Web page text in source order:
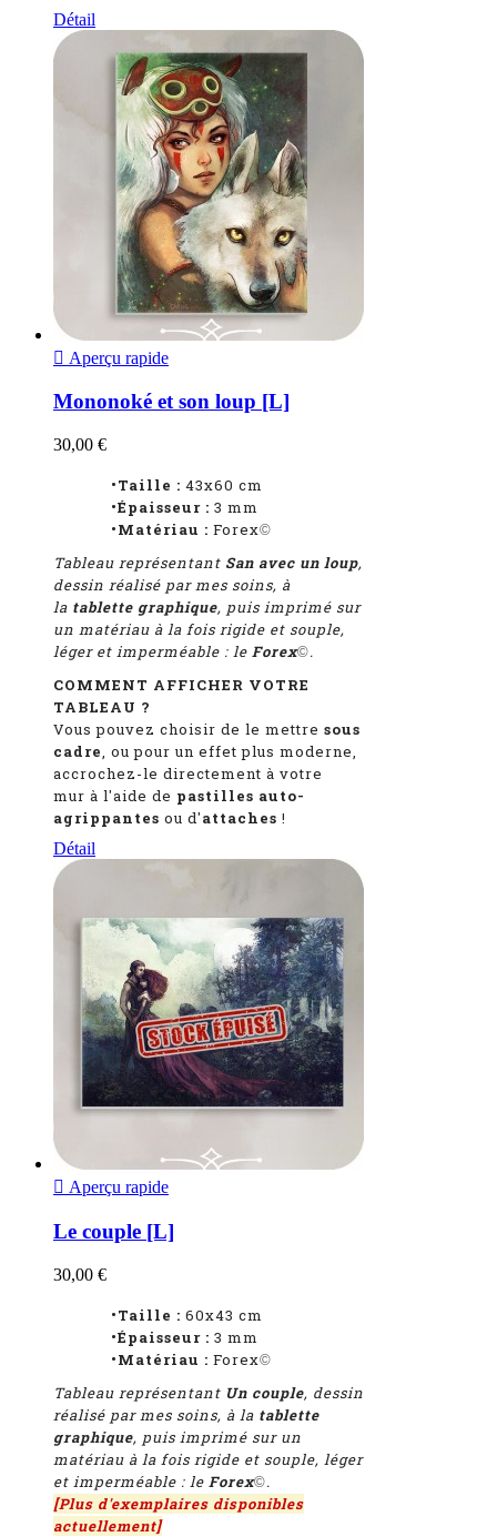
Détail
 Aperçu rapide
Mononoké et son loup [L]
30,00 €
•Taille : 43x60 cm
•Épaisseur : 3 mm
•Matériau : Forex©
Tableau représentant San avec un loup,
dessin réalisé par mes soins, à
la tablette graphique, puis imprimé sur
un matériau à la fois rigide et souple,
léger et imperméable : le Forex©.
COMMENT AFFICHER VOTRE
TABLEAU ?
Vous pouvez choisir de le mettre sous
cadre, ou pour un effet plus moderne,
accrochez-le directement à votre
mur à l'aide de pastilles auto-
agrippantes ou d'attaches !
Détail
 Aperçu rapide
Le couple [L]
30,00 €
•Taille : 60x43 cm
•Épaisseur : 3 mm
•Matériau : Forex©
Tableau représentant Un couple, dessin
réalisé par mes soins, à la tablette
graphique, puis imprimé sur un
matériau à la fois rigide et souple, léger
et imperméable : le Forex©.
[Plus d'exemplaires disponibles
actuellement]